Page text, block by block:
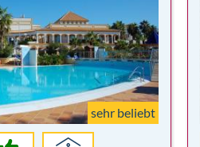
sehr beliebt